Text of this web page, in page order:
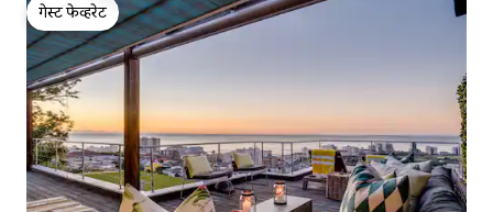
गेस्ट फेव्हरेट
गेस्ट फेव्हरेट